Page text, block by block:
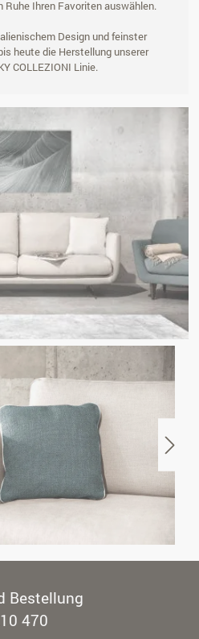
Ruhe Ihren Favoriten auswählen.
Design und feinster
heute die Herstellung unserer
COLLEZIONI Linie.
Bestellung
470